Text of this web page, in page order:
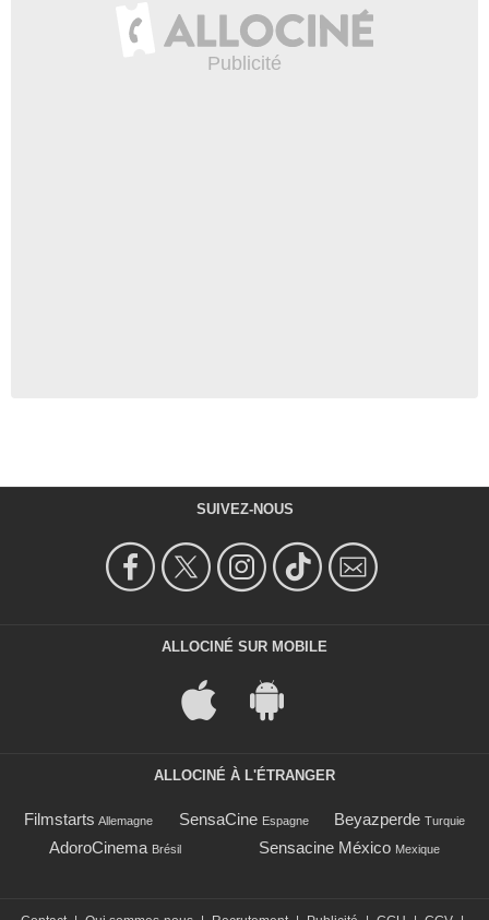
SUIVEZ-NOUS
ALLOCINÉ SUR MOBILE
ALLOCINÉ À L'ÉTRANGER
Filmstarts Allemagne SensaCine Espagne Beyazperde Turquie
AdoroCinema Brésil Sensacine México Mexique